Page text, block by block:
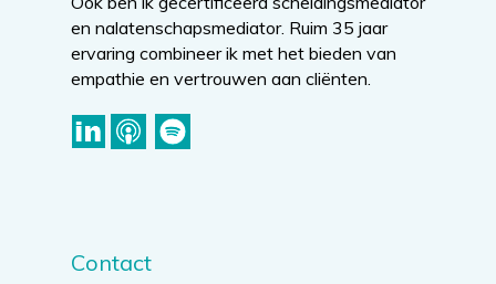
en nalatenschapsmediator. Ruim 35 jaar
ervaring combineer ik met het bieden van
empathie en vertrouwen aan cliënten.
Contact